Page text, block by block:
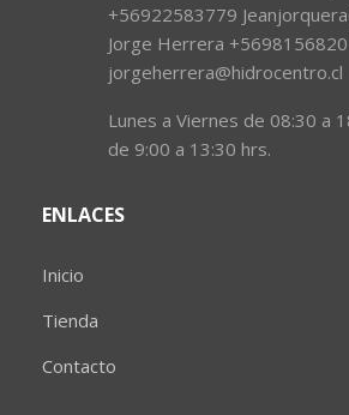
+56922583779
Jorge Herrera
jorgeherrera@hidrocentro.cl
Lunes a Viernes de 08:30 a
de 9:00 a 13:30 hrs.
ENLACES
Inicio
Tienda
Contacto